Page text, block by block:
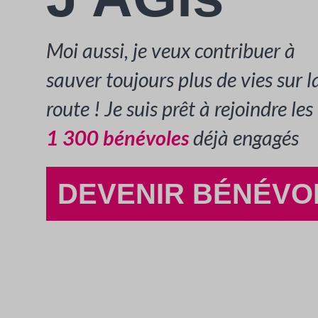
Moi aussi, je veux contribuer à
sauver toujours plus de vies sur
route ! Je suis prêt à rejoindre les
1 300 bénévolesdéjà engagés
DEVENIR